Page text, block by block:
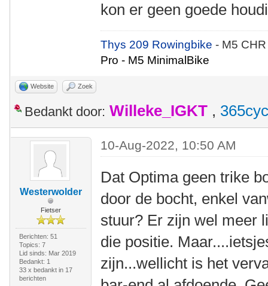
kon er geen goede
Thys 209 Rowingbike- M5
Pro - M5 MinimalBike
Website Zoek
Bedankt door: Willeke_IGKT ,
Westerwolder
Fietser
Berichten: 51
Topics: 7
Lid sinds: Mar 2019
Bedankt: 1
33 x bedankt in 17
berichten
10-Aug-2022, 10:50 AM
Dat Optima geen trike
door de bocht, enkel
stuur? Er zijn wel meer
die positie.
zijn...wellicht is het